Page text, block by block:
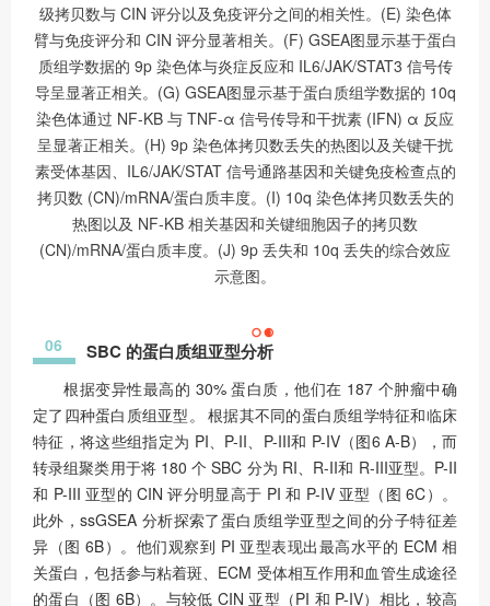
级拷贝数与 CIN 评分以及免疫评分之间的相关性。(E) 染色体
臂与免疫评分和 CIN 评分显著相关。(F) GSEA图显示基于蛋白
质组学数据的 9p 染色体与炎症反应和 IL6/JAK/STAT3 信号传
导呈显著正相关。(G) GSEA图显示基于蛋白质组学数据的 10q
染色体通过 NF-KB 与 TNF-α 信号传导和干扰素 (IFN) α 反应
呈显著正相关。(H) 9p 染色体拷贝数丢失的热图以及关键干扰
素受体基因、IL6/JAK/STAT 信号通路基因和关键免疫检查点的
拷贝数 (CN)/mRNA/蛋白质丰度。(I) 10q 染色体拷贝数丢失的
热图以及 NF-KB 相关基因和关键细胞因子的拷贝数
(CN)/mRNA/蛋白质丰度。(J) 9p 丢失和 10q 丢失的综合效应
示意图。
06 SBC 的蛋白质组亚型分析
根据变异性最高的 30% 蛋白质，他们在 187 个肿瘤中确
定了四种蛋白质组亚型。 根据其不同的蛋白质组学特征和临床
特征，将这些组指定为 PI、P-II、P-III和 P-IV（图6 A-B），而
转录组聚类用于将 180 个 SBC 分为 RI、R-II和 R-III亚型。P-II
和 P-III 亚型的 CIN 评分明显高于 PI 和 P-IV 亚型（图 6C）。
此外，ssGSEA 分析探索了蛋白质组学亚型之间的分子特征差
异（图 6B）。他们观察到 PI 亚型表现出最高水平的 ECM 相
关蛋白，包括参与粘着斑、ECM 受体相互作用和血管生成途径
的蛋白（图 6B）。与较低 CIN 亚型（PI 和 P-IV）相比，较高